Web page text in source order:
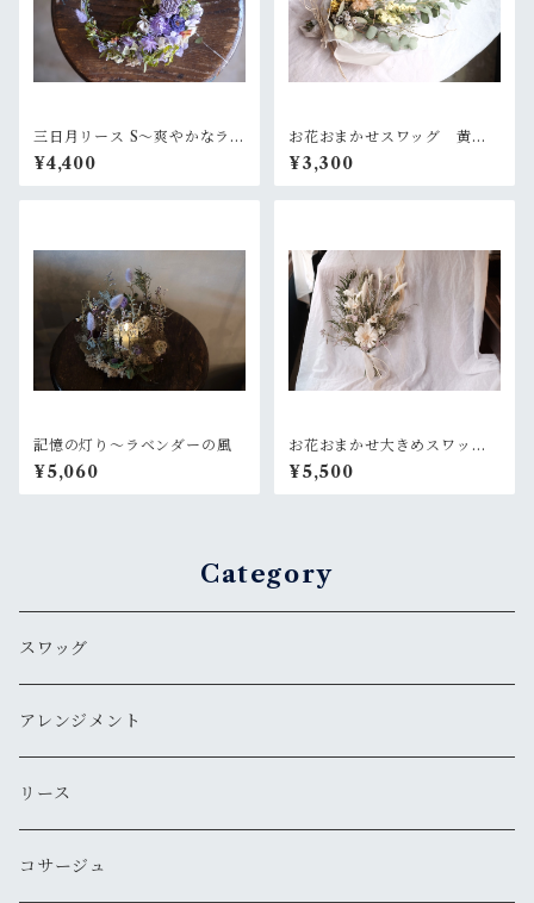
三日月リース S〜爽やかなラベ
ンダーグリーン
¥4,400
お花おまかせスワッグ 黄色×
グリーン系
¥3,300
記憶の灯り〜ラベンダーの風
¥5,060
お花おまかせ大きめスワッ
グ 白×グリーン系
¥5,500
Category
スワッグ
アレンジメント
リース
コサージュ